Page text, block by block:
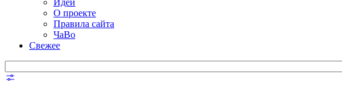
Идеи
О проекте
Правила сайта
ЧаВо
Свежее